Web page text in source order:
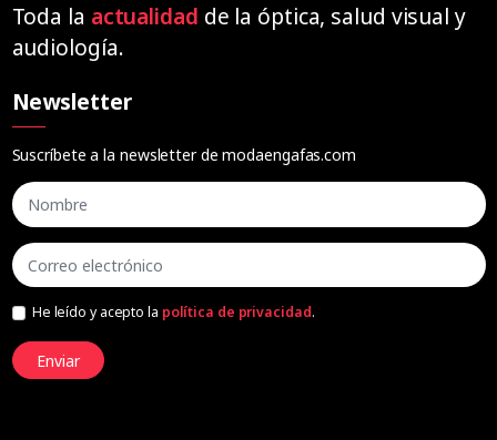
Toda la actualidad de la óptica, salud visual y
audiología.
Newsletter
Suscríbete a la newsletter de modaengafas.com
He leído y acepto la política de privacidad.
Enviar